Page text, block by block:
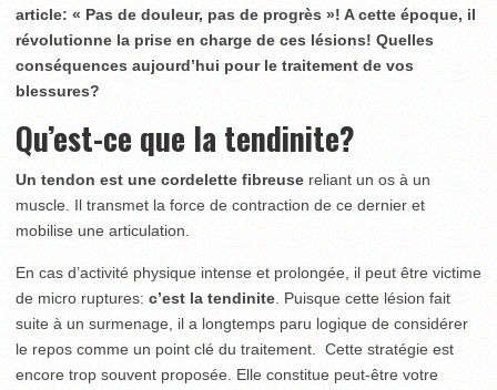
article: « Pas de douleur, pas de progrès »! A cette époque, il
révolutionne la prise en charge de ces lésions! Quelles
conséquences aujourd’hui pour le traitement de vos
blessures?
Qu’est-ce que la tendinite?
Un tendon est une cordelette fibreuse reliant un os à un
muscle. Il transmet la force de contraction de ce dernier et
mobilise une articulation.
En cas d’activité physique intense et prolongée, il peut être victime
de micro ruptures: c’est la tendinite. Puisque cette lésion fait
suite à un surmenage, il a longtemps paru logique de considérer
le repos comme un point clé du traitement. Cette stratégie est
encore trop souvent proposée. Elle constitue peut-être votre